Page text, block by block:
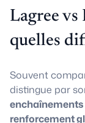
Lagree vs
quelles
Souvent
distingue par
renforcement